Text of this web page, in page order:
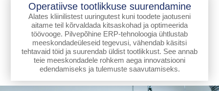
Operatiivse tootlikkuse suurendamine
Alates kliinilistest uuringutest kuni toodete jaotuseni
aitame teil kõrvaldada kitsaskohad ja optimeerida
töövooge. Pilvepõhine ERP-tehnoloogia ühtlustab
meeskondadeüleseid tegevusi, vähendab käsitsi
tehtavaid töid ja suurendab üldist tootlikkust. See annab
teie meeskondadele rohkem aega innovatsiooni
edendamiseks ja tulemuste saavutamiseks.